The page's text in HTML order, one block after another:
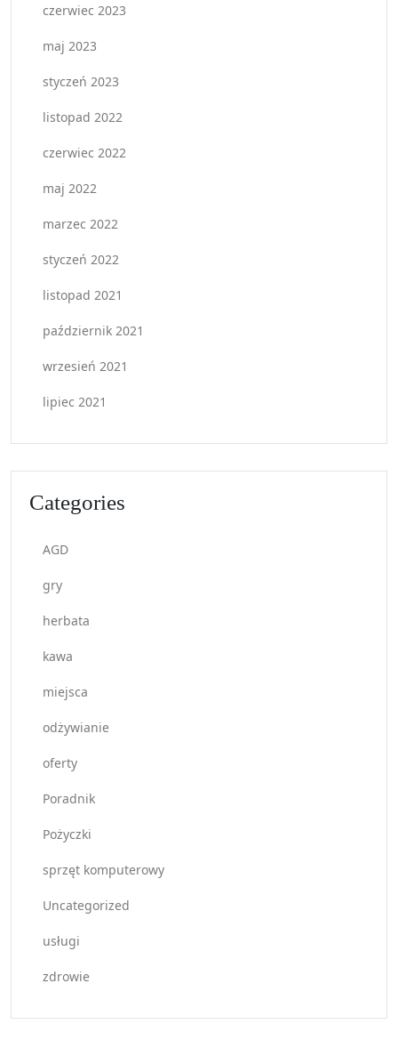
czerwiec 2023
maj 2023
styczeń 2023
listopad 2022
czerwiec 2022
maj 2022
marzec 2022
styczeń 2022
listopad 2021
październik 2021
wrzesień 2021
lipiec 2021
Categories
AGD
gry
herbata
kawa
miejsca
odżywianie
oferty
Poradnik
Pożyczki
sprzęt komputerowy
Uncategorized
usługi
zdrowie